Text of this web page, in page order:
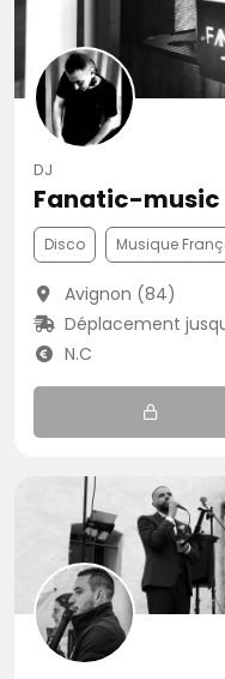
DJ
Fanatic-music
Disco Musique
Avignon (84)
Déplacement
N.C